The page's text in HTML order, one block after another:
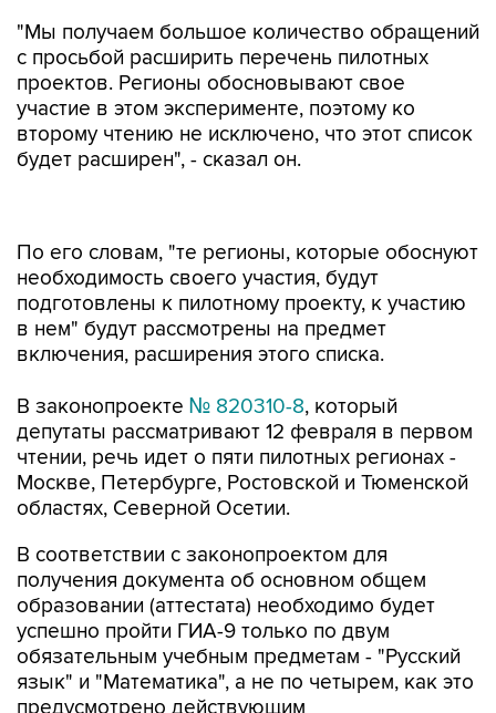
"Мы получаем большое количество обращений
с просьбой расширить перечень пилотных
проектов. Регионы обосновывают свое
участие в этом эксперименте, поэтому ко
второму чтению не исключено, что этот список
будет расширен", - сказал он.
подготовлены к пилотному проекту, к участию
в нем" будут рассмотрены на предмет
включения, расширения этого списка.
В законопроекте№ 820310-8, который
чтении, речь идет о пяти пилотных регионах -
Москве, Петербурге, Ростовской и Тюменской
областях, Северной Осетии.
В соответствии с законопроектом для
образовании (аттестата) необходимо будет
успешно пройти ГИА-9 только по двум
обязательным учебным предметам - "Русский
язык" и "Математика", а не по четырем, как это
предусмотрено действующим
законодательством.